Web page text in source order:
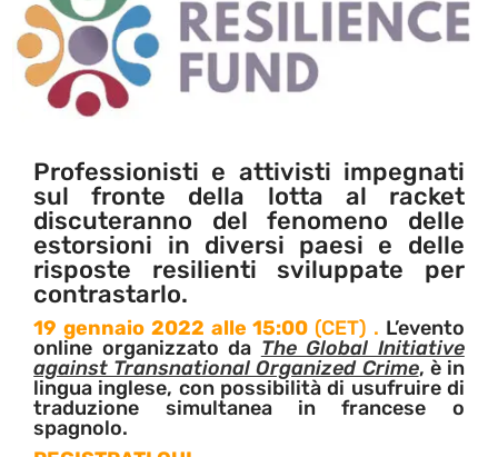
Professionisti e attivisti impegnati
sul fronte della lotta al racket
discuteranno del fenomeno delle
estorsioni in diversi paesi e delle
risposte resilienti sviluppate per
contrastarlo.
19 gennaio 2022 alle 15:00 (CET) . L’evento
online organizzato da The Global Initiative
against Transnational Organized Crime, è in
lingua inglese, con possibilità di usufruire di
traduzione simultanea in francese o
spagnolo.